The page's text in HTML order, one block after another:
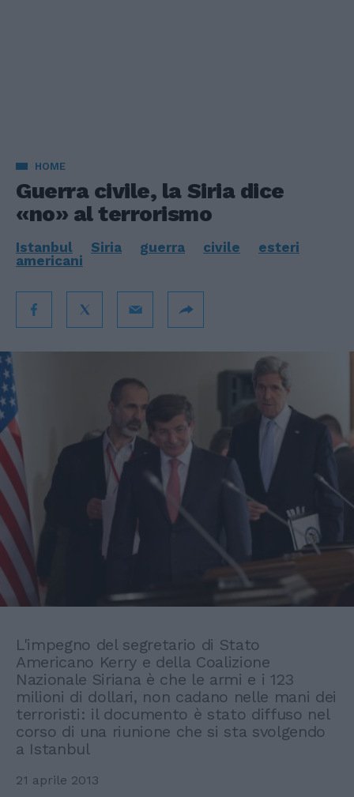
HOME
Guerra civile, la Siria dice
«no» al terrorismo
Istanbul Siria guerra civile
esteri
americani
L'impegno del segretario di Stato
Americano Kerry e della Coalizione
Nazionale Siriana è che le armi e i 123
milioni di dollari, non cadano nelle mani dei
terroristi: il documento è stato diffuso nel
corso di una riunione che si sta svolgendo
a Istanbul
21 aprile 2013